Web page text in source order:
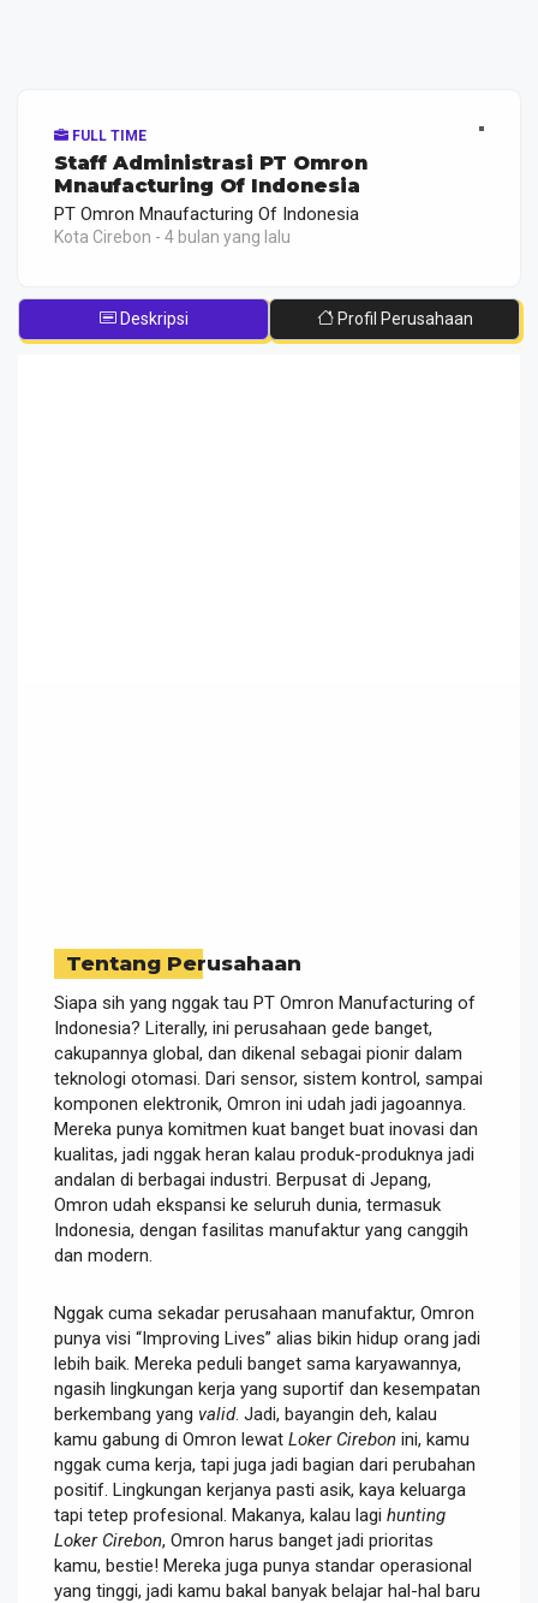
FULL TIME
Staff Administrasi PT Omron
Mnaufacturing Of Indonesia
PT Omron Mnaufacturing Of Indonesia
Kota Cirebon - 4 bulan yang lalu
Deskripsi Profil Perusahaan
Tentang Perusahaan
Siapa sih yang nggak tau PT Omron Manufacturing of
Indonesia? Literally, ini perusahaan gede banget,
cakupannya global, dan dikenal sebagai pionir dalam
teknologi otomasi. Dari sensor, sistem kontrol, sampai
komponen elektronik, Omron ini udah jadi jagoannya.
Mereka punya komitmen kuat banget buat inovasi dan
kualitas, jadi nggak heran kalau produk-produknya jadi
andalan di berbagai industri. Berpusat di Jepang,
Omron udah ekspansi ke seluruh dunia, termasuk
Indonesia, dengan fasilitas manufaktur yang canggih
dan modern.
Nggak cuma sekadar perusahaan manufaktur, Omron
punya visi “Improving Lives” alias bikin hidup orang jadi
lebih baik. Mereka peduli banget sama karyawannya,
ngasih lingkungan kerja yang suportif dan kesempatan
berkembang yang valid. Jadi, bayangin deh, kalau
kamu gabung di Omron lewat Loker Cirebon ini, kamu
nggak cuma kerja, tapi juga jadi bagian dari perubahan
positif. Lingkungan kerjanya pasti asik, kaya keluarga
tapi tetep profesional. Makanya, kalau lagi hunting
Loker Cirebon, Omron harus banget jadi prioritas
kamu, bestie! Mereka juga punya standar operasional
yang tinggi, jadi kamu bakal banyak belajar hal-hal baru